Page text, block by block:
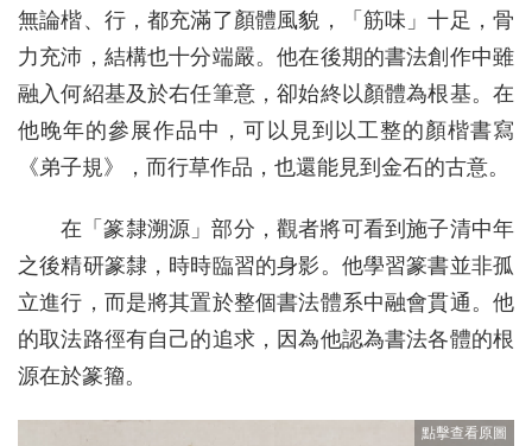
無論楷、行，都充滿了顏體風貌，「筋味」十足，骨
力充沛，結構也十分端嚴。他在後期的書法創作中雖
融入何紹基及於右任筆意，卻始終以顏體為根基。在
他晚年的參展作品中，可以見到以工整的顏楷書寫
《弟子規》，而行草作品，也還能見到金石的古意。
在「篆隸溯源」部分，觀者將可看到施子清中年
之後精研篆隸，時時臨習的身影。他學習篆書並非孤
立進行，而是將其置於整個書法體系中融會貫通。他
的取法路徑有自己的追求，因為他認為書法各體的根
源在於篆籀。